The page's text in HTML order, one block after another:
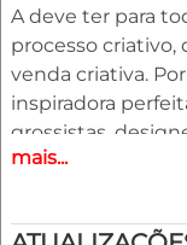
A deve ter para
processo criativo,
venda criativa.
inspiradora
grossistas,
merchandisers.
Destaques
mais...